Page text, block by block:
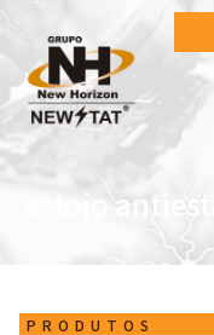
estojo
PRODUTOS